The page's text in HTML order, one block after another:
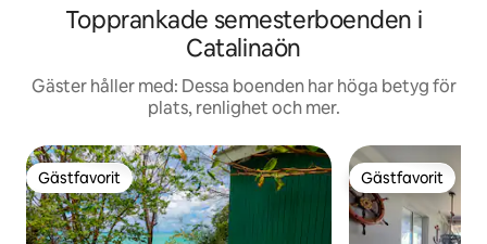
Topprankade semesterboenden i
Catalinaön
Gäster håller med: Dessa boenden har höga betyg för
plats, renlighet och mer.
Gästfavorit
Gästfavorit Gästfavorit
Gästfavorit